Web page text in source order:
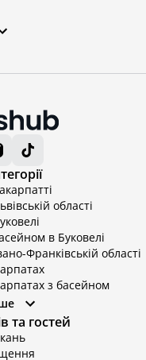
області
в Буковелі
Франківській області
з басейном
області
області з басейном
області
області
та гостей